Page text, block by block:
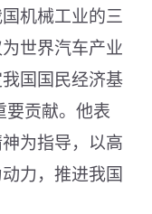
机械工业的三
世界汽车产业
国国民经济基
要贡献。他表
为指导，以高
力，推进我国